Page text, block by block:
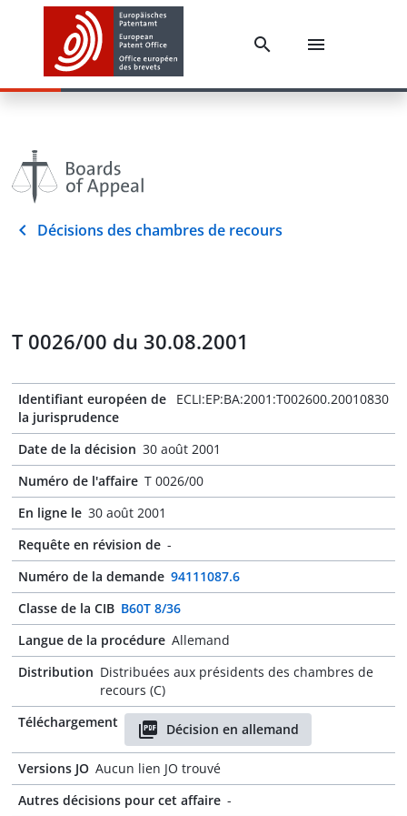
Décisions des chambres de recours
T 0026/00 du 30.08.2001
Identifiant européen de
la jurisprudence
ECLI:EP:BA:2001:T002600.20010830
Date de la décision 30 août 2001
Numéro de l'affaire T 0026/00
En ligne le 30 août 2001
Requête en révision de -
Numéro de la demande 94111087.6
Classe de la CIB B60T 8/36
Langue de la procédure Allemand
Distribution Distribuées aux présidents des chambres de
recours (C)
Téléchargement
Décision en allemand
Versions JO Aucun lien JO trouvé
Autres décisions pour cet affaire -